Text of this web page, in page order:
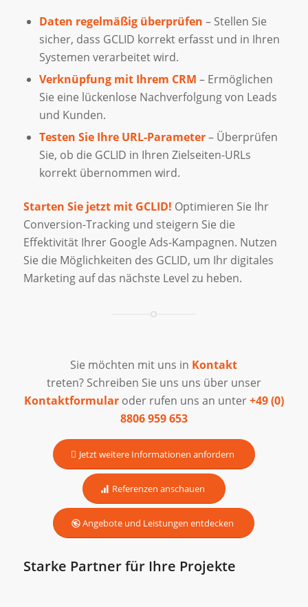
Daten regelmäßig überprüfen – Stellen Sie
sicher, dass GCLID korrekt erfasst und in Ihren
Systemen verarbeitet wird.
Verknüpfung mit Ihrem CRM – Ermöglichen
Sie eine lückenlose Nachverfolgung von Leads
und Kunden.
Testen Sie Ihre URL-Parameter– Überprüfen
Sie, ob die GCLID in Ihren Zielseiten-URLs
korrekt übernommen wird.
Starten Sie jetzt mit GCLID! Optimieren Sie Ihr
Conversion-Tracking und steigern Sie die
Effektivität Ihrer Google Ads-Kampagnen. Nutzen
Sie die Möglichkeiten des GCLID, um Ihr digitales
Marketing auf das nächste Level zu heben.
Sie möchten mit uns in Kontakt
treten? Schreiben Sie uns uns über unser
Kontaktformular oder rufen uns an unter+49 (0)
8806 959 653
Jetzt weitere Informationen anfordern
Referenzen anschauen
Angebote und Leistungen entdecken
Starke Partner für Ihre Projekte